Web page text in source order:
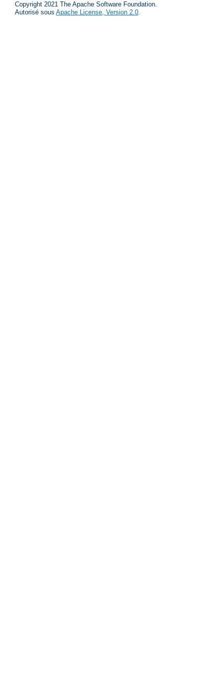
Copyright 2021 The Apache Software Foundation.
Autorisé sous Apache License, Version 2.0.